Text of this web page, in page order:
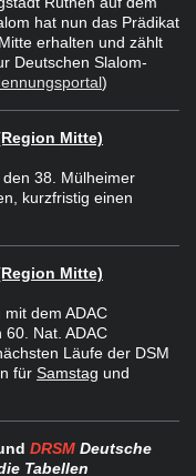
hat nun das Prädikat
erhalten und zählt
Deutschen Slalom-
)
Mitte)
38. Mülheimer
kurzfristig einen
Mitte)
dem ADAC
Nat. ADAC
Läufe der DSM
für Samstag und
DRSM Deutsche
Tabellen